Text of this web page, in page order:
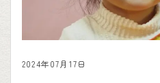
2024年07月17日